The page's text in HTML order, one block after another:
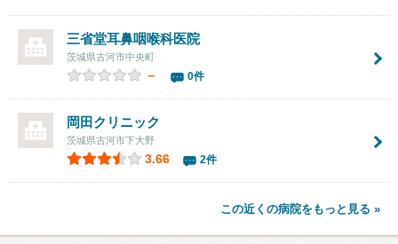
三省堂耳鼻咽喉科医院
茨城県古河市中央町
－ 0件
岡田クリニック
茨城県古河市下大野
3.66 2件
この近くの病院をもっと見る »